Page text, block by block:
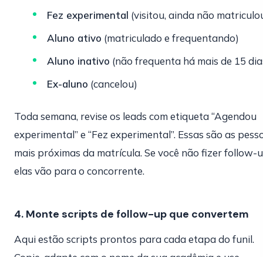
Fez experimental (visitou, ainda não
Aluno ativo (matriculado e frequentando)
Aluno inativo (não frequenta há mais de 15
Ex-aluno (cancelou)
Toda semana, revise os leads com etiqueta “Agendou
experimental” e “Fez experimental”. Essas são as
mais próximas da matrícula. Se você não fizer follow-
elas vão para o concorrente.
4. Monte scripts de follow-up que convertem
Aqui estão scripts prontos para cada etapa do funil.